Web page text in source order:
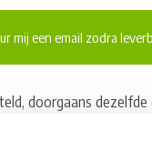
mij een email zodra
doorgaans
pakketten naar NL/